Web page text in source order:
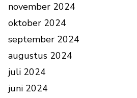
november 2024
oktober 2024
september 2024
augustus 2024
juli 2024
juni 2024